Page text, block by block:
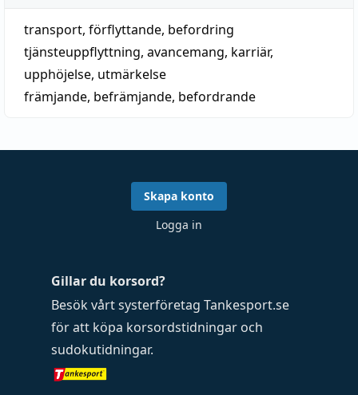
transport, förflyttande, befordring
tjänsteuppflyttning, avancemang, karriär,
upphöjelse, utmärkelse
främjande, befrämjande, befordrande
Gillar du korsord?
Besök vårt systerföretag Tankesport.se
för att köpa korsordstidningar och
sudokutidningar.
Skapa konto
Logga in